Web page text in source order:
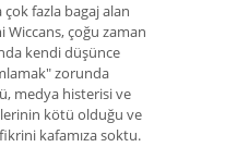
fazla bagaj alan
çoğu zaman
kendi düşünce
zorunda
medya histerisi ve
kötü olduğu ve
kafamıza soktu.